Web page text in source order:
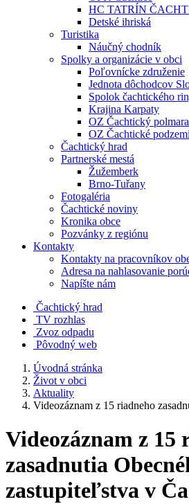
HC TATRÍN
Detské ihriská
Turistika
Náučný chodník
Spolky a organizácie v obci
Poľovnícke združenie
Jednota dôchodcov
Spolok čachtického
Krajina Karpaty
OZ Čachtický
OZ Čachtické
Čachtický hrad
Partnerské mestá
Žužemberk
Brno-Tuřany
Fotogaléria
Čachtické noviny
Kronika obce
Pozvánky z regiónu
Kontakty
Kontakty na pracovníkov
Adresa na nahlasovanie
Napíšte nám
Čachtický hrad
TV rozhlas
Zvoz odpadu
Pôvodný web
Úvodná stránka
Život v obci
Aktuality
Videozáznam z 15 riadneho
Videozáznam z 15
zasadnutia
zastupiteľstva v